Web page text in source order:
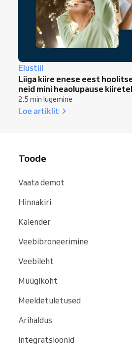
Elustiil
Liiga kiire enese eest
neid mini heaolupause
2.5 min lugemine
Loe artiklit
Toode
Vaata demot
Hinnakiri
Kalender
Veebibroneerimine
Veebileht
Müügikoht
Meeldetuletused
Ärihaldus
Integratsioonid